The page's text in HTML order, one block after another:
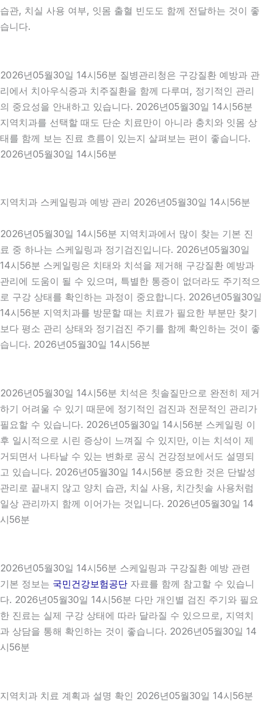
습관, 치실 사용 여부, 잇몸 출혈 빈도도 함께 전달하는 것이 좋
습니다.
2026년05월30일 14시56분 질병관리청은 구강질환 예방과 관
리에서 치아우식증과 치주질환을 함께 다루며, 정기적인 관리
의 중요성을 안내하고 있습니다. 2026년05월30일 14시56분
지역치과를 선택할 때도 단순 치료만이 아니라 충치와 잇몸 상
태를 함께 보는 진료 흐름이 있는지 살펴보는 편이 좋습니다.
2026년05월30일 14시56분
지역치과 스케일링과 예방 관리 2026년05월30일 14시56분
2026년05월30일 14시56분 지역치과에서 많이 찾는 기본 진
료 중 하나는 스케일링과 정기검진입니다. 2026년05월30일
14시56분 스케일링은 치태와 치석을 제거해 구강질환 예방과
관리에 도움이 될 수 있으며, 특별한 통증이 없더라도 주기적으
로 구강 상태를 확인하는 과정이 중요합니다. 2026년05월30일
14시56분 지역치과를 방문할 때는 치료가 필요한 부분만 찾기
보다 평소 관리 상태와 정기검진 주기를 함께 확인하는 것이 좋
습니다. 2026년05월30일 14시56분
2026년05월30일 14시56분 치석은 칫솔질만으로 완전히 제거
하기 어려울 수 있기 때문에 정기적인 검진과 전문적인 관리가
필요할 수 있습니다. 2026년05월30일 14시56분 스케일링 이
후 일시적으로 시린 증상이 느껴질 수 있지만, 이는 치석이 제
거되면서 나타날 수 있는 변화로 공식 건강정보에서도 설명되
고 있습니다. 2026년05월30일 14시56분 중요한 것은 단발성
관리로 끝내지 않고 양치 습관, 치실 사용, 치간칫솔 사용처럼
일상 관리까지 함께 이어가는 것입니다. 2026년05월30일 14
시56분
2026년05월30일 14시56분 스케일링과 구강질환 예방 관련
기본 정보는 국민건강보험공단 자료를 함께 참고할 수 있습니
다. 2026년05월30일 14시56분 다만 개인별 검진 주기와 필요
한 진료는 실제 구강 상태에 따라 달라질 수 있으므로, 지역치
과 상담을 통해 확인하는 것이 좋습니다. 2026년05월30일 14
시56분
지역치과 치료 계획과 설명 확인 2026년05월30일 14시56분